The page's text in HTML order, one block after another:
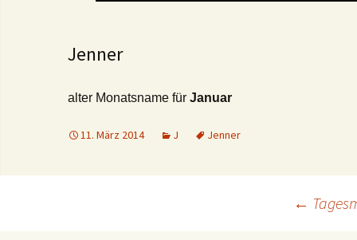
Jenner
alter Monatsname für Januar
11. März 2014 J Jenner
←